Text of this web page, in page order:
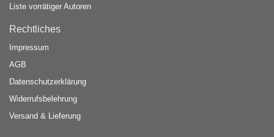
Liste vorrätiger Autoren
Rechtliches
Impressum
AGB
Datenschutzerklärung
Widerrufsbelehrung
Versand & Lieferung